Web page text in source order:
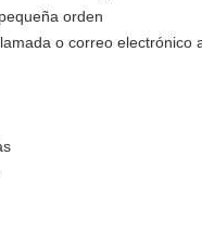
orden
o correo